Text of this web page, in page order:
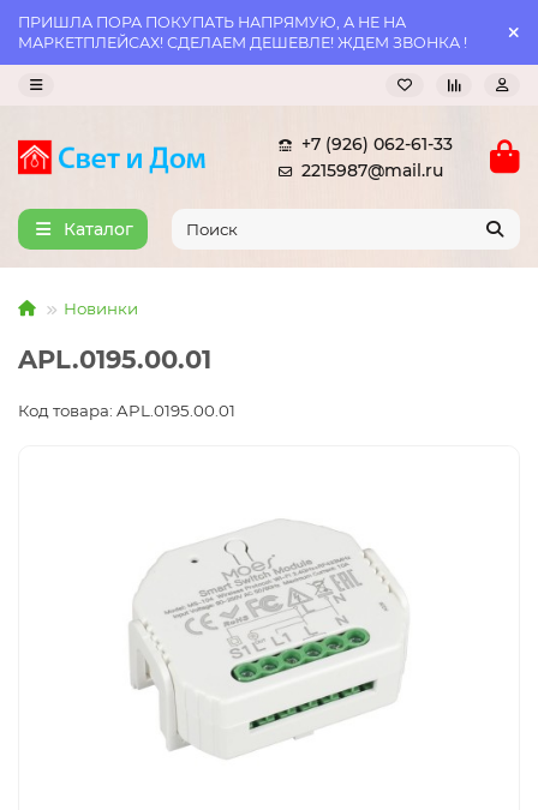
ПРИШЛА ПОРА ПОКУПАТЬ НАПРЯМУЮ, А НЕ НА
МАРКЕТПЛЕЙСАХ! СДЕЛАЕМ ДЕШЕВЛЕ! ЖДЕМ ЗВОНКА !
+7 (926) 062-61-33
2215987@mail.ru
Каталог
Новинки
APL.0195.00.01
Код товара: APL.0195.00.01